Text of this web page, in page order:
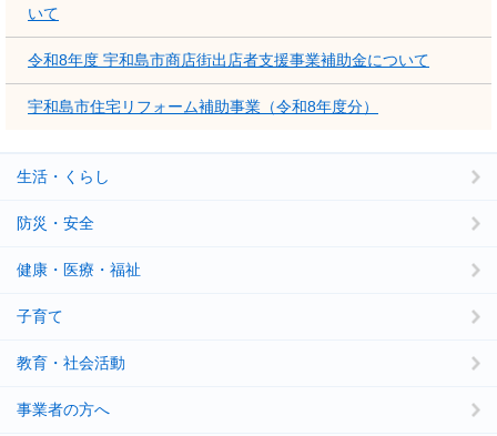
いて
令和8年度 宇和島市商店街出店者支援事業補助金について
宇和島市住宅リフォーム補助事業（令和8年度分）
生活・くらし
防災・安全
健康・医療・福祉
子育て
教育・社会活動
事業者の方へ